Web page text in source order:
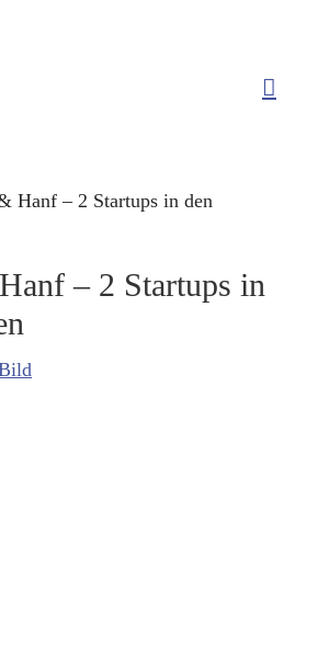
Hanf – 2 Startups in den
– 2 Startups in